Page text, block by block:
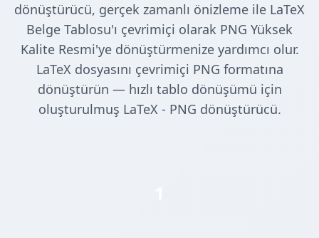
dönüştürücü, gerçek zamanlı önizleme ile LaTeX
Belge Tablosu'ı çevrimiçi olarak PNG Yüksek
Kalite Resmi'ye dönüştürmenize yardımcı olur.
LaTeX dosyasını çevrimiçi PNG formatına
dönüştürün — hızlı tablo dönüşümü için
oluşturulmuş LaTeX - PNG dönüştürücü.